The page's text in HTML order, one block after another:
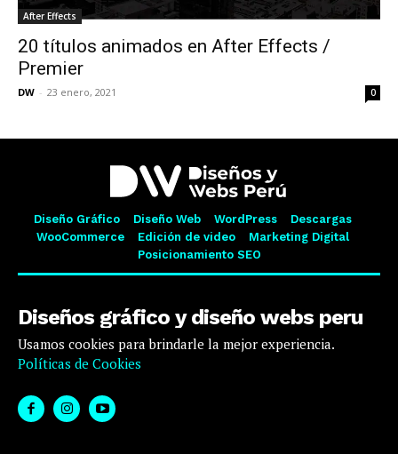
After Effects
20 títulos animados en After Effects /
Premier
DW - 23 enero, 2021 0
Diseño Gráfico Diseño Web WordPress
Descargas
WooCommerce
Edición de video
Marketing Digital
Posicionamiento SEO
Diseños gráfico y diseño webs peru
Usamos cookies para brindarle la mejor experiencia.
Políticas de Cookies